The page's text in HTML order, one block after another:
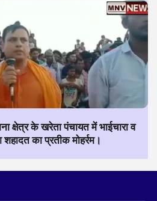
क्षेत्र के खरेता पंचायत में भाईचारा व
शहादत का प्रतीक मोहर्रम।